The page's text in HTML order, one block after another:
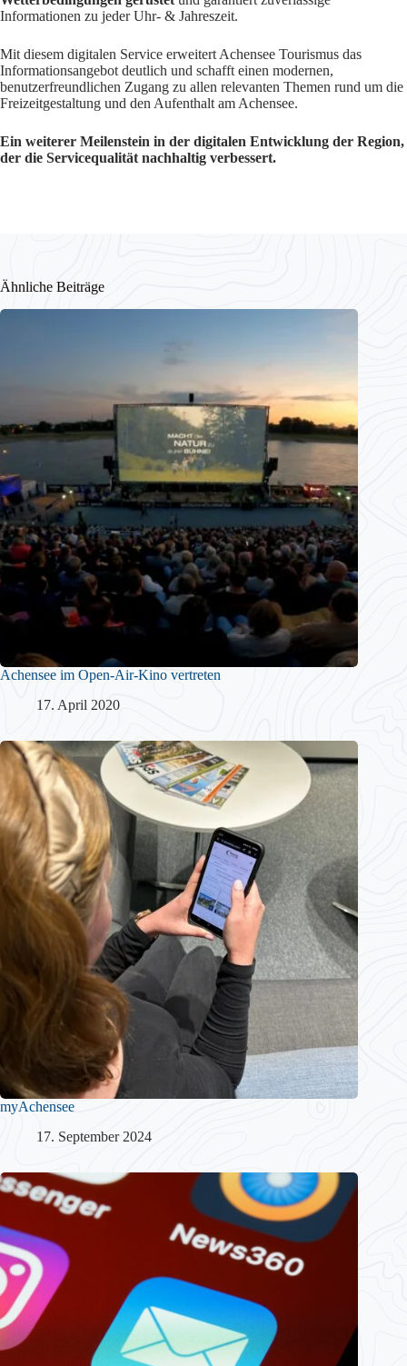
Informationen zu jeder Uhr- & Jahreszeit.
Mit diesem digitalen Service erweitert Achensee Tourismus das
Informationsangebot deutlich und schafft einen modernen,
benutzerfreundlichen Zugang zu allen relevanten Themen rund um die
Freizeitgestaltung und den Aufenthalt am Achensee.
Ein weiterer Meilenstein in der digitalen Entwicklung der Region,
der die Servicequalität nachhaltig verbessert.
Ähnliche Beiträge
Achensee im Open-Air-Kino vertreten
17. April 2020
myAchensee
17. September 2024